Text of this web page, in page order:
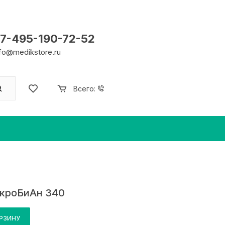
495-190-72-52
Всего:
340